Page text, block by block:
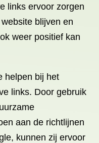
links ervoor zorgen
blijven en
weer positief kan
helpen bij het
links. Door gebruik
aan de richtlijnen
kunnen zij ervoor